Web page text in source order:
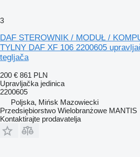
3
DAF STEROWNIK / MODUŁ /
TYLNY DAF XF 106 2200605
tegljača
200 € 861 PLN
Upravljačka jedinica
2200605
Poljska, Mińsk Mazowiecki
Przedsiębiorstwo Wielobranżowe MANTIS
Kontaktirajte prodavatelja